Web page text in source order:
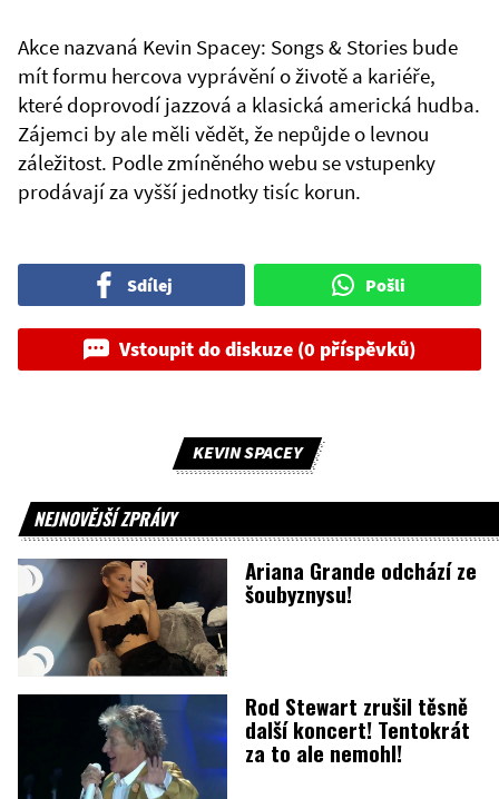
Akce nazvaná Kevin Spacey: Songs & Stories bude
mít formu hercova vyprávění o životě a kariéře,
které doprovodí jazzová a klasická americká hudba.
Zájemci by ale měli vědět, že nepůjde o levnou
záležitost. Podle zmíněného webu se vstupenky
prodávají za vyšší jednotky tisíc korun.
Sdílej Pošli
Vstoupit do diskuze (0 příspěvků)
KEVIN SPACEY
NEJNOVĚJŠÍ ZPRÁVY
Ariana Grande odchází ze
šoubyznysu!
Rod Stewart zrušil těsně
další koncert! Tentokrát
za to ale nemohl!